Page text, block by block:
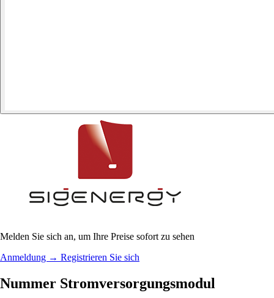
Melden Sie sich an, um Ihre Preise sofort zu sehen
Anmeldung → Registrieren Sie sich
Nummer Stromversorgungsmodul